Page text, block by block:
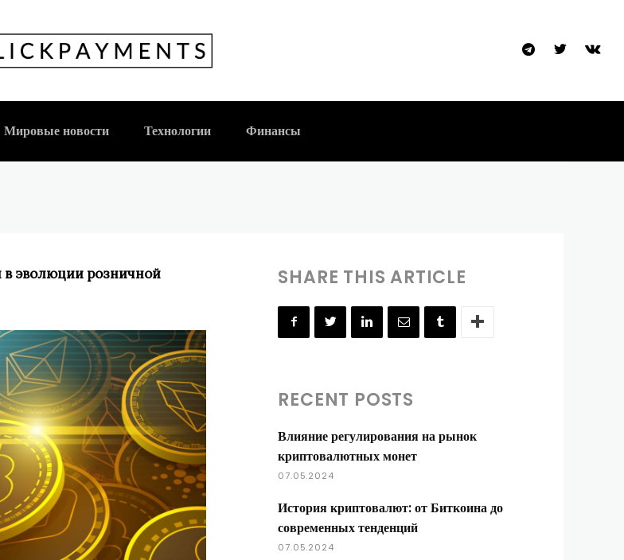
Мировые новости Технологии Финансы
криптовалюту: Новый
торговли
эволюции розничной
SHARE THIS ARTICLE
RECENT POSTS
Влияние регулирования на рынок
криптовалютных монет
07.05.2024
История криптовалют: от Биткоина до
современных тенденций
07.05.2024